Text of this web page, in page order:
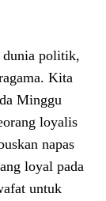
dunia politik,
Kita
Minggu
loyalis
napas
loyal pada
untuk